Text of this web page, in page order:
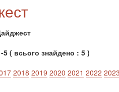
5 ( всього знайдено : 5 )
2018 2019 2020 2021 2022